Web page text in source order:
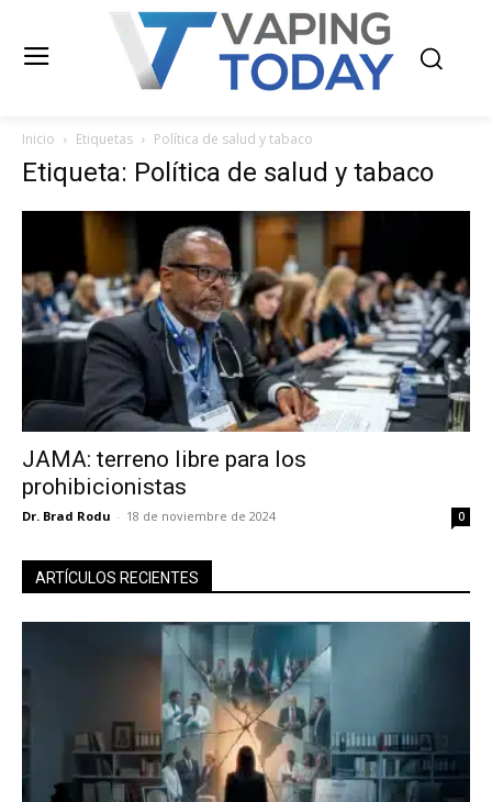
Inicio Etiquetas Política de salud y tabaco
Etiqueta: Política de salud y tabaco
JAMA: terreno libre para los
prohibicionistas
Dr. Brad Rodu - 18 de noviembre de 2024 0
ARTÍCULOS RECIENTES